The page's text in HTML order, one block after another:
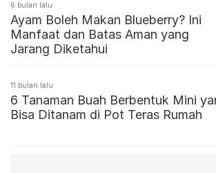
6 bulan lalu
Ayam Boleh Makan Blueberry? Ini
Manfaat dan Batas Aman yang
Jarang Diketahui
11 bulan lalu
6 Tanaman Buah Berbentuk Mini
Bisa Ditanam di Pot Teras Rumah